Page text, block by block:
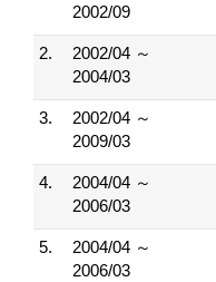
2002/09
2.
2002/04 ～
2004/03
3.
2002/04 ～
2009/03
4.
2004/04 ～
2006/03
5.
2004/04 ～
2006/03